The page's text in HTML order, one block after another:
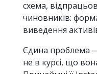
схема,
чиновників:
виведення
Єдина проблема
не в курсі, що